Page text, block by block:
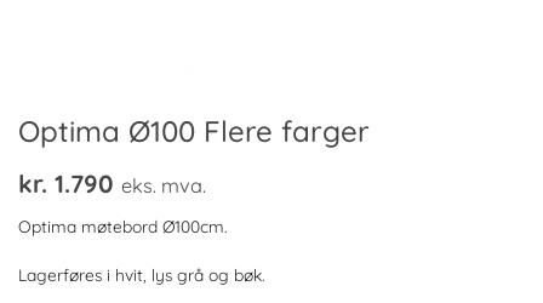
Optima Ø100 Flere farger
kr. 1.790 eks. mva.
Optima møtebord Ø100cm.
Lagerføres i hvit, lys grå og bøk.